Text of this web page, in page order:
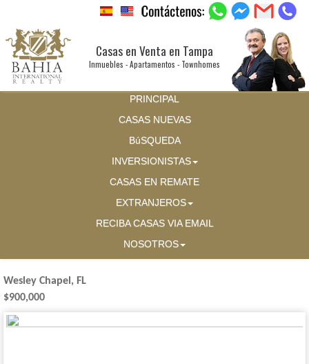
Casas en Venta en Tampa
Inmuebles - Apartamentos - Townhomes
PRINCIPAL
CASAS NUEVAS
BúSQUEDA
INVERSIONISTAS
CASAS EN REMATE
EXTRANJEROS
RECIBA CASAS VIA EMAIL
NOSOTROS
Wesley Chapel, FL
$900,000